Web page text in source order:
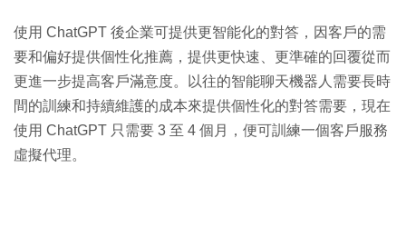
使用 ChatGPT 後企業可提供更智能化的對答，因客戶的需
要和偏好提供個性化推薦，提供更快速、更準確的回覆從而
更進一步提高客戶滿意度。以往的智能聊天機器人需要長時
間的訓練和持續維護的成本來提供個性化的對答需要，現在
使用 ChatGPT 只需要 3 至 4 個月，便可訓練一個客戶服務
虛擬代理。